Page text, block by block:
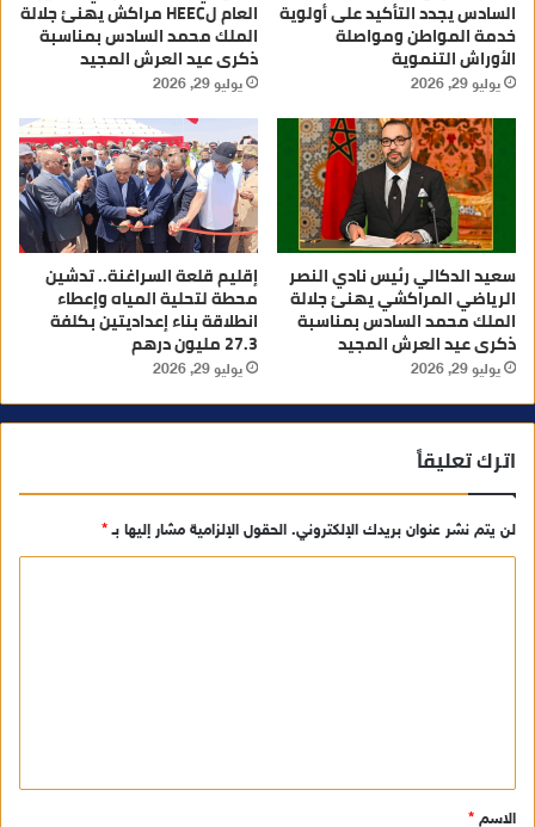
السادس يجدد التأكيد على أولوية
خدمة المواطن ومواصلة
الأوراش التنموية
يوليو 29, 2026
العام لHEEC مراكش يهنئ جلالة
الملك محمد السادس بمناسبة
ذكرى عيد العرش المجيد
يوليو 29, 2026
سعيد الدكالي رئيس نادي النصر
الرياضي المراكشي يهنئ جلالة
الملك محمد السادس بمناسبة
ذكرى عيد العرش المجيد
يوليو 29, 2026
إقليم قلعة السراغنة.. تدشين
محطة لتحلية المياه وإعطاء
انطلاقة بناء إعداديتين بكلفة
27.3 مليون درهم
يوليو 29, 2026
اترك تعليقاً
لن يتم نشر عنوان بريدك الإلكتروني. الحقول الإلزامية مشار إليها بـ*
ق
الاسم *